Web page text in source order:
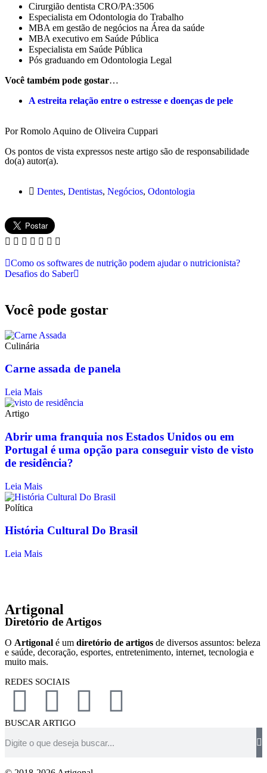
Cirurgião dentista CRO/PA:3506
Especialista em Odontologia do Trabalho
MBA em gestão de negócios na Área da saúde
MBA executivo em Saúde Pública
Especialista em Saúde Pública
Pós graduando em Odontologia Legal
Você também pode gostar…
A estreita relação entre o estresse e doenças de pele
Por Romolo Aquino de Oliveira Cuppari
Os pontos de vista expressos neste artigo são de responsabilidade
do(a) autor(a).
Dentes, Dentistas, Negócios, Odontologia
Como os softwares de nutrição podem ajudar o nutricionista?
Desafios do Saber
Você pode gostar
Culinária
Carne assada de panela
Leia Mais
Artigo
Abrir uma franquia nos Estados Unidos ou em
Portugal é uma opção para conseguir visto de visto
de residência?
Leia Mais
Política
História Cultural Do Brasil
Leia Mais
Artigonal
Diretório de Artigos
O Artigonal é um diretório de artigos de diversos assuntos: beleza
e saúde, decoração, esportes, entretenimento, internet, tecnologia e
muito mais.
REDES SOCIAIS
BUSCAR ARTIGO